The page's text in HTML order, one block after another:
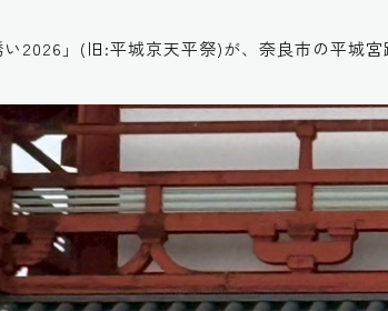
2026」(旧:平城京天平祭)が、奈良市の平城